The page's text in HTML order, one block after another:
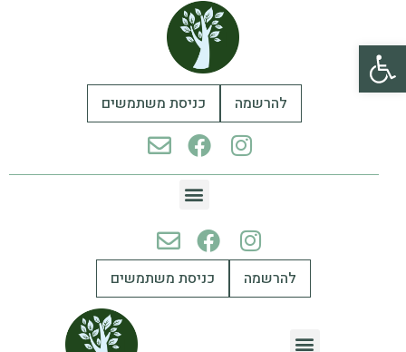
פתח סרגל נגישות
להרשמה כניסת משתמשים
להרשמה כניסת משתמשים